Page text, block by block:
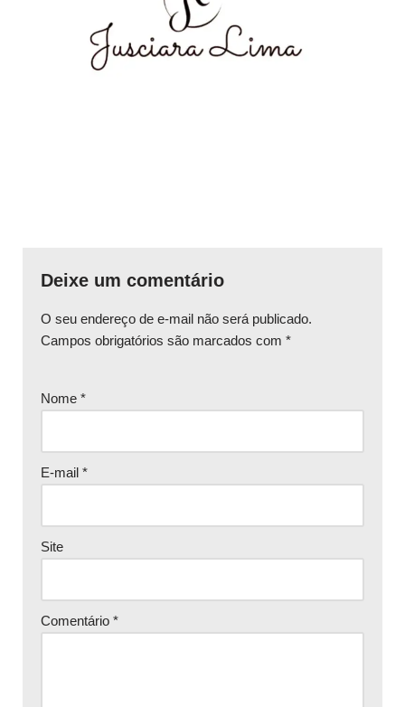
Deixe um comentário
O seu endereço de e-mail não será publicado.
Campos obrigatórios são marcados com *
Nome *
E-mail *
Site
Comentário *